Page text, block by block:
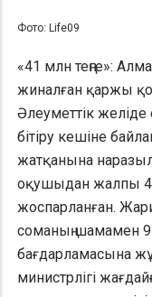
Фото: Life09
«41 млн теңге»:
жиналған қаржы
Әлеуметтік желіде
бітіру кешіне
жатқанына
оқушыдан жалпы
жоспарланған.
соманың шамамен 9
бағдарламасына
министрлігі